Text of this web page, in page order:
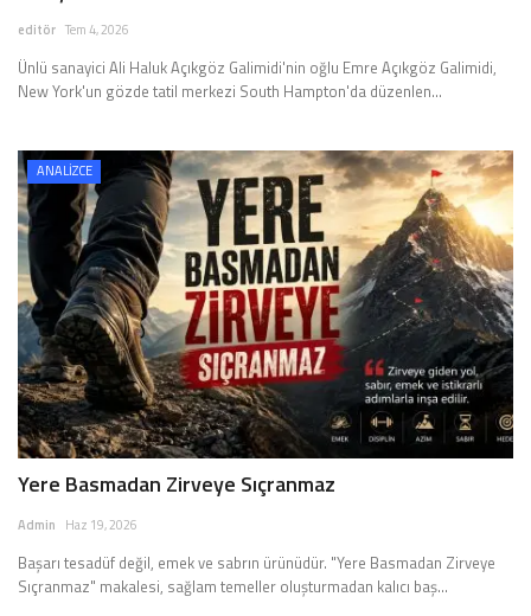
editör Tem 4, 2026
Ünlü sanayici Ali Haluk Açıkgöz Galimidi'nin oğlu Emre Açıkgöz Galimidi,
New York'un gözde tatil merkezi South Hampton'da düzenlen...
ANALİZCE
Yere Basmadan Zirveye Sıçranmaz
Admin Haz 19, 2026
Başarı tesadüf değil, emek ve sabrın ürünüdür. "Yere Basmadan Zirveye
Sıçranmaz" makalesi, sağlam temeller oluşturmadan kalıcı baş...